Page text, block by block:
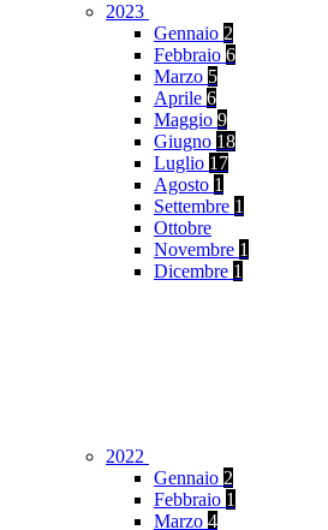
2023
Gennaio 2
Febbraio 6
Marzo 5
Aprile 6
Maggio 9
Giugno 18
Luglio 17
Agosto 1
Settembre 1
Ottobre
Novembre 1
Dicembre 1
2022
Gennaio 2
Febbraio 1
Marzo 4